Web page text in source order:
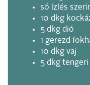
só ízlés
10 dkg
5 dkg dió
1 gerezd
10 dkg vaj
5 dkg tengeri